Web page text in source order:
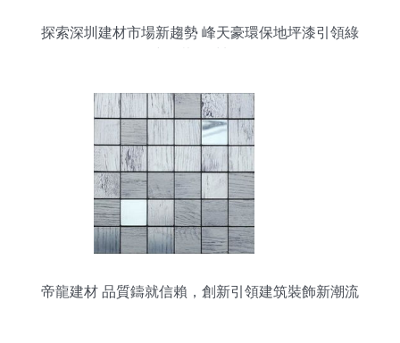
探索深圳建材市場新趨勢 峰天豪環保地坪漆引領綠
帝龍建材 品質鑄就信賴，創新引領建筑裝飾新潮流